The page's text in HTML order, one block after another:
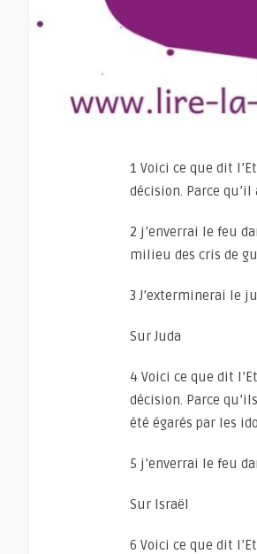
1 Voici ce que dit
décision. Parce
2 j’enverrai le feu
milieu des cris de
3 J’exterminerai le
Sur Juda
4 Voici ce que dit
décision. Parce
été égarés par les
5 j’enverrai le feu
Sur Israël
6 Voici ce que dit